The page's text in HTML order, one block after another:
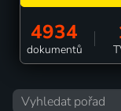
4934
dokumentů